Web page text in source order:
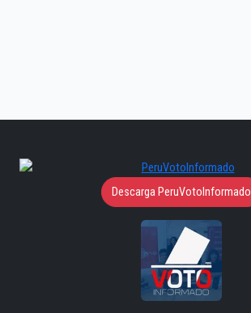
Descarga PeruVotoInformado